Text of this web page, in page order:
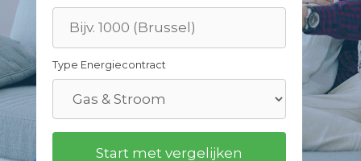
Type Energiecontract